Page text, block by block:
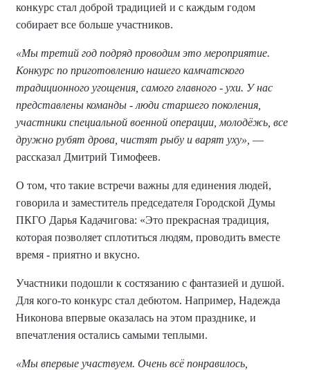
конкурс стал доброй традицией и с каждым годом
собирает все больше участников.
«Мы третий год подряд проводим это мероприятие.
Конкурс по приготовлению нашего камчатского
традиционного угощения, самого главного - ухи. У нас
представлены команды - люди старшего поколения,
участники специальной военной операции, молодёжь, все
дружно рубят дрова, чистят рыбу и варят уху», —
рассказал Дмитрий Тимофеев.
О том, что такие встречи важны для единения людей,
говорила и заместитель председателя Городской Думы
ПКГО Дарья Кадачигова: «Это прекрасная традиция,
которая позволяет сплотиться людям, проводить вместе
время - приятно и вкусно.
Участники подошли к состязанию с фантазией и душой.
Для кого-то конкурс стал дебютом. Например, Надежда
Никонова впервые оказалась на этом празднике, и
впечатления остались самыми теплыми.
«Мы впервые участвуем. Очень всё понравилось,